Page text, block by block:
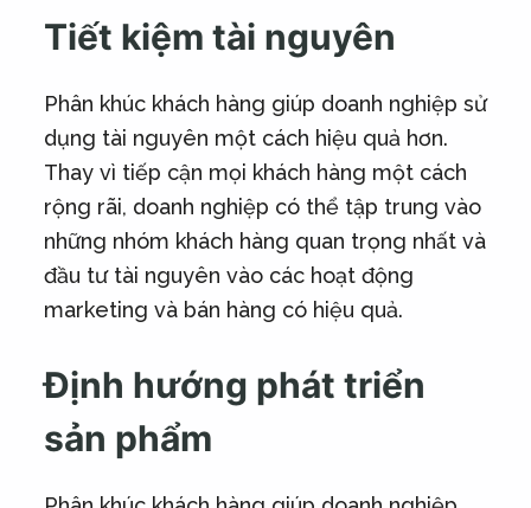
Tiết kiệm tài nguyên
Phân khúc khách hàng giúp doanh nghiệp sử
dụng tài nguyên một cách hiệu quả hơn.
Thay vì tiếp cận mọi khách hàng một cách
rộng rãi, doanh nghiệp có thể tập trung vào
những nhóm khách hàng quan trọng nhất và
đầu tư tài nguyên vào các hoạt động
marketing và bán hàng có hiệu quả.
Định hướng phát triển
sản phẩm